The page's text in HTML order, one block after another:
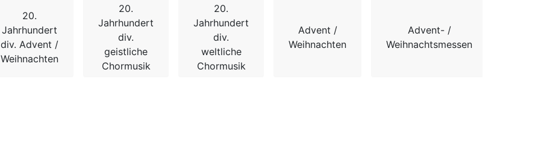
20.
Jahrhundert
div. Advent /
Weihnachten
20.
Jahrhundert
div.
geistliche
Chormusik
20.
Jahrhundert
div.
weltliche
Chormusik
Advent /
Weihnachten
Advent- /
Weihnachtsmessen